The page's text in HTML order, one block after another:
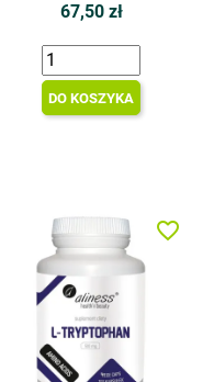
67,50 zł
DO KOSZYKA
favorite_border